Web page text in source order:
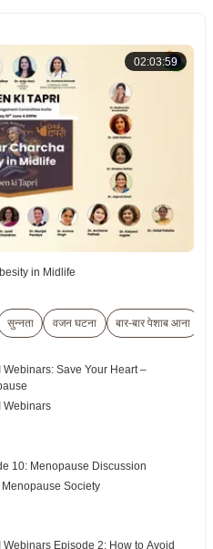
02:03:59
in Midlife
सुन्नता वजन घटना बार-बार पेशाब आना
Webinars: Save Your Heart –
Webinars
10: Menopause Discussion
Menopause Society
Webinars Episode 2: How to Avoid